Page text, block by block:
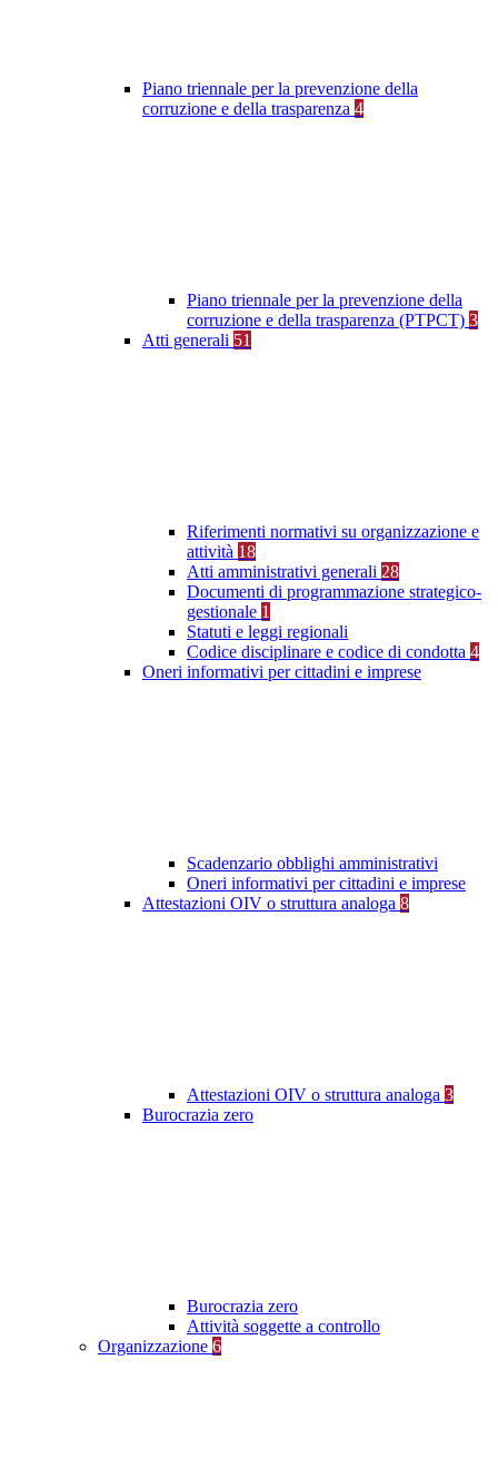
Piano triennale per la prevenzione della
corruzione e della trasparenza 4
Piano triennale per la prevenzione della
corruzione e della trasparenza (PTPCT) 3
Atti generali 51
Riferimenti normativi su organizzazione e
attività 18
Atti amministrativi generali 28
Documenti di programmazione strategico-
gestionale 1
Statuti e leggi regionali
Codice disciplinare e codice di condotta 4
Oneri informativi per cittadini e imprese
Scadenzario obblighi amministrativi
Oneri informativi per cittadini e imprese
Attestazioni OIV o struttura analoga 8
Attestazioni OIV o struttura analoga 3
Burocrazia zero
Burocrazia zero
Attività soggette a controllo
Organizzazione 6